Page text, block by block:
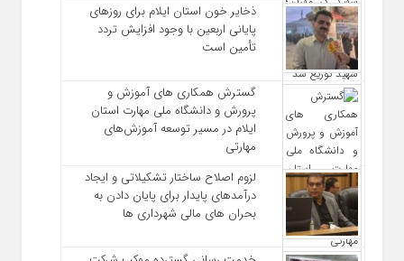
ذخایر خون استان ایلام برای روزهای
پایانی اربعین با وجود افزایش تردد
تأمین است
گسترش همکاری‌ های آموزش و
پرورش و دانشگاه ملی مهارت استان
ایلام در مسیر توسعه آموزش‌های
مهارتی
لزوم اصلاح ساختار تشکیلاتی و ایجاد
درآمدهای پایدار برای پایان دادن به
بحران‌ های مالی شهرداری‌ ها